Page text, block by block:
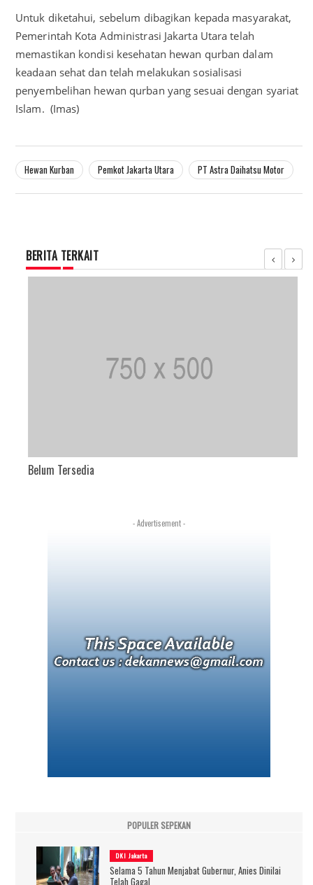
Untuk diketahui, sebelum dibagikan kepada masyarakat,
Pemerintah Kota Administrasi Jakarta Utara telah
memastikan kondisi kesehatan hewan qurban dalam
keadaan sehat dan telah melakukan sosialisasi
penyembelihan hewan qurban yang sesuai dengan syariat
Islam. (Imas)
Hewan Kurban Pemkot Jakarta Utara PT Astra Daihatsu Motor
BERITA TERKAIT
Belum Tersedia
- Advertisement -
POPULER SEPEKAN
DKI Jakarta
Selama 5 Tahun Menjabat Gubernur, Anies Dinilai
Telah Gagal